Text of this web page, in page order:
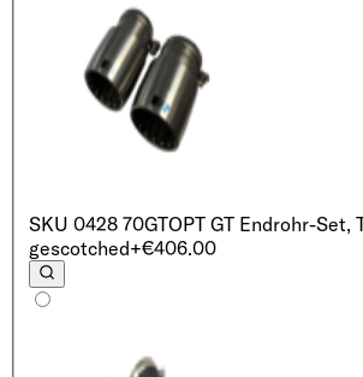
SKU 0428 70GTOPT GT Endrohr-Set,
gescotched+€406.00